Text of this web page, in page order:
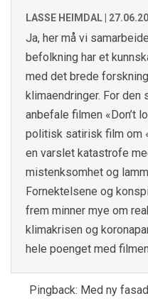
LASSE HEIMDAL |
Ja, her må vi
befolkning har et
med det brede
klimaendringer. For den
anbefale filmen «Don’t
politisk satirisk film om
en varslet katastrofe
mistenksomhet og
Fornektelsene og
frem minner mye om
klimakrisen og
hele poenget med
Pingback: Med ny